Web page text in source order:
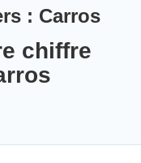
: Carros
chiffre